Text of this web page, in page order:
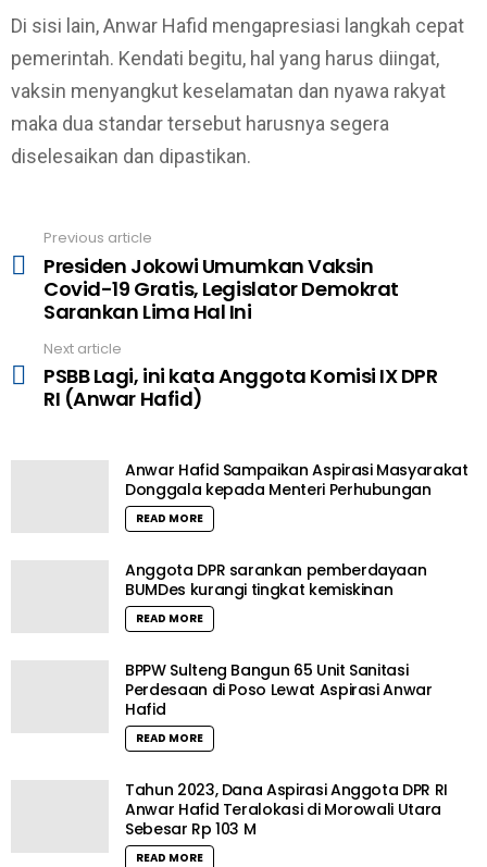
Di sisi lain, Anwar Hafid mengapresiasi langkah cepat
pemerintah. Kendati begitu, hal yang harus diingat,
vaksin menyangkut keselamatan dan nyawa rakyat
maka dua standar tersebut harusnya segera
diselesaikan dan dipastikan.
more
Previous article
Presiden Jokowi Umumkan Vaksin
Covid-19 Gratis, Legislator Demokrat
Sarankan Lima Hal Ini
Next article
PSBB Lagi, ini kata Anggota Komisi IX DPR
RI (Anwar Hafid)
Anwar Hafid Sampaikan Aspirasi Masyarakat
Donggala kepada Menteri Perhubungan
READ MORE
Anggota DPR sarankan pemberdayaan
BUMDes kurangi tingkat kemiskinan
READ MORE
BPPW Sulteng Bangun 65 Unit Sanitasi
Perdesaan di Poso Lewat Aspirasi Anwar
Hafid
READ MORE
Tahun 2023, Dana Aspirasi Anggota DPR RI
Anwar Hafid Teralokasi di Morowali Utara
Sebesar Rp 103 M
READ MORE